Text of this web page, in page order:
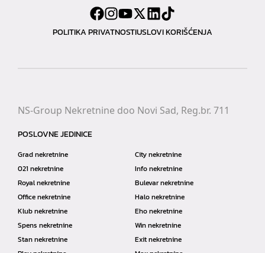
POLITIKA PRIVATNOSTIUSLOVI KORIŠĆENJA
NS-Group Nekretnine doo Novi Sad, Reg.br. 711
POSLOVNE JEDINICE
Grad nekretnine
City nekretnine
021 nekretnine
Info nekretnine
Royal nekretnine
Bulevar nekretnine
Office nekretnine
Halo nekretnine
Klub nekretnine
Eho nekretnine
Spens nekretnine
Win nekretnine
Stan nekretnine
Exit nekretnine